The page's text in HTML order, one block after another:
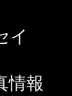
イ
情報